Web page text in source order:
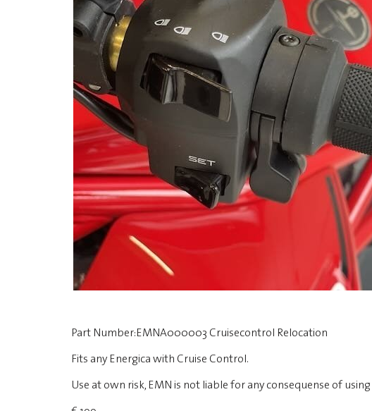
Part Number:EMNA000003 Cruisecontrol Relocation
Fits any Energica with Cruise Control.
Use at own risk, EMN is not liable for any consequense of